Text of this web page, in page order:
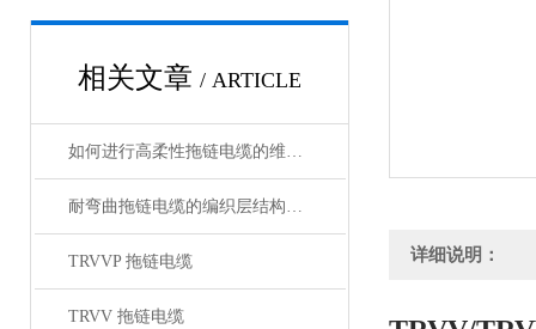
相关文章 / ARTICLE
如何进行高柔性拖链电缆的维护保养？
耐弯曲拖链电缆的编织层结构有哪几种
TRVVP 拖链电缆
TRVV 拖链电缆
详细说明：